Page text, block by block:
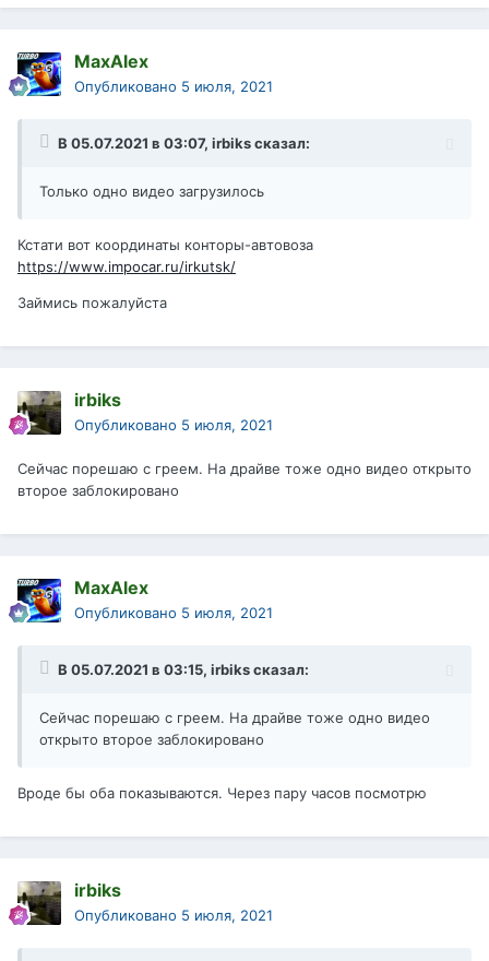
MaxAlex
Опубликовано 5 июля, 2021
В 05.07.2021 в 03:07, irbiksсказал:
Только одно видео загрузилось
Кстати вот координаты конторы-автовоза
https://www.impocar.ru/irkutsk/
Займись пожалуйста
irbiks
Опубликовано 5 июля, 2021
Сейчас порешаю с греем. На драйве тоже одно видео открыто
второе заблокировано
MaxAlex
Опубликовано 5 июля, 2021
В 05.07.2021 в 03:15, irbiksсказал:
Сейчас порешаю с греем. На драйве тоже одно видео
открыто второе заблокировано
Вроде бы оба показываются. Через пару часов посмотрю
irbiks
Опубликовано 5 июля, 2021